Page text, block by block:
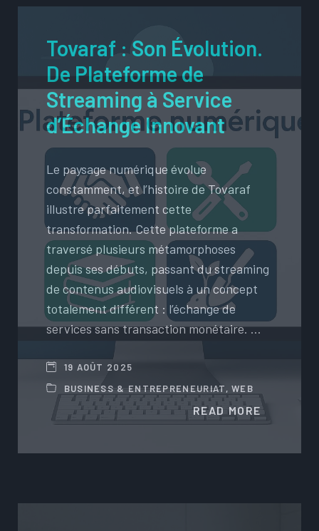
Tovaraf : Son Évolution.
De Plateforme de
Streaming à Service
d’Échange Innovant
Le paysage numérique évolue
constamment, et l’histoire de Tovaraf
illustre parfaitement cette
transformation. Cette plateforme a
traversé plusieurs métamorphoses
depuis ses débuts, passant du streaming
de contenus audiovisuels à un concept
totalement différent : l’échange de
services sans transaction monétaire. …
19 AOÛT 2025
BUSINESS & ENTREPRENEURIAT,WEB
READ MORE